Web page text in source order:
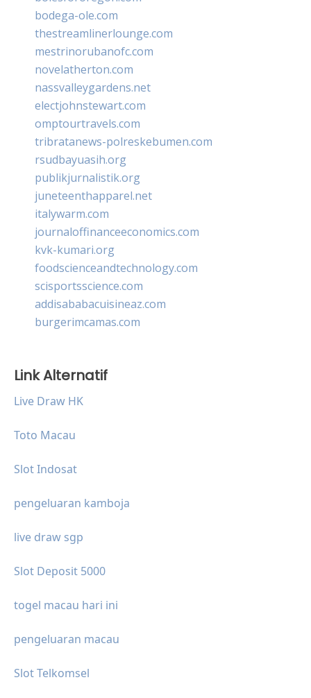
bodega-ole.com
thestreamlinerlounge.com
mestrinorubanofc.com
novelatherton.com
nassvalleygardens.net
electjohnstewart.com
omptourtravels.com
tribratanews-polreskebumen.com
rsudbayuasih.org
publikjurnalistik.org
juneteenthapparel.net
italywarm.com
journaloffinanceeconomics.com
kvk-kumari.org
foodscienceandtechnology.com
scisportsscience.com
addisababacuisineaz.com
burgerimcamas.com
Link Alternatif
Live Draw HK
Toto Macau
Slot Indosat
pengeluaran kamboja
live draw sgp
Slot Deposit 5000
togel macau hari ini
pengeluaran macau
Slot Telkomsel